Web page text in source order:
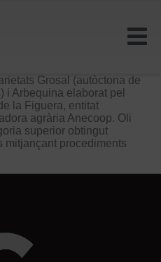
Grosal (autòctona de
i Arbequina elaborat pel
la Figuera, entitat
agrària Anecoop. Oli
superior obtingut
mitjançant procediments